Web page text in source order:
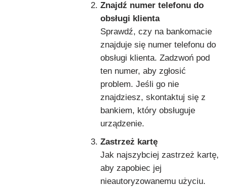
Znajdź numer telefonu do
obsługi klienta
Sprawdź, czy na bankomacie
znajduje się numer telefonu do
obsługi klienta. Zadzwoń pod
ten numer, aby zgłosić
problem. Jeśli go nie
znajdziesz, skontaktuj się z
bankiem, który obsługuje
urządzenie.
Zastrzeż kartę
Jak najszybciej zastrzeż kartę,
aby zapobiec jej
nieautoryzowanemu użyciu.